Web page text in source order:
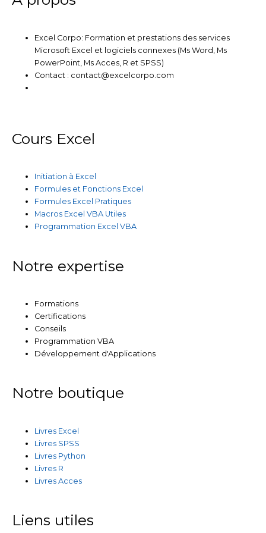
Excel Corpo: Formation et prestations des services
Microsoft Excel et logiciels connexes (Ms Word, Ms
PowerPoint, Ms Acces, R et SPSS)
Contact : contact@excelcorpo.com
Cours Excel
Initiation à Excel
Formules et Fonctions Excel
Formules Excel Pratiques
Macros Excel VBA Utiles
Programmation Excel VBA
Notre expertise
Formations
Certifications
Conseils
Programmation VBA
Développement d'Applications
Notre boutique
Livres Excel
Livres SPSS
Livres Python
Livres R
Livres Acces
Liens utiles